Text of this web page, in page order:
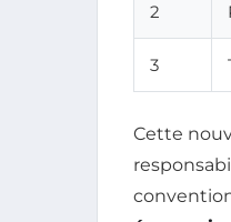
2
3
Cette